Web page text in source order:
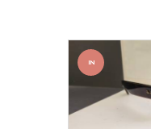
IN
OFFER